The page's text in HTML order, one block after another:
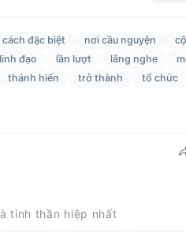
cách đặc biệt nơi cầu nguyện
linh đạo lần lượt lắng nghe
thánh hiến trở thành tổ chức
tinh thần hiệp nhất